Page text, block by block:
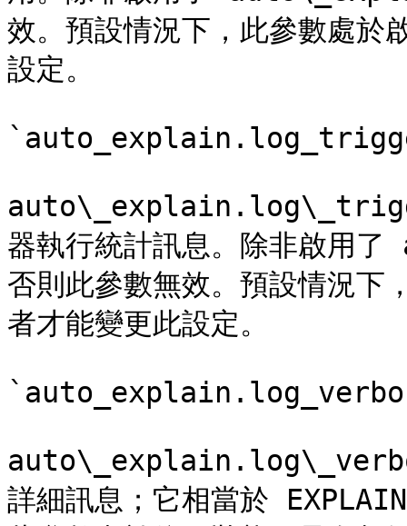
效。預設情況下，此參數處於
設定。
器執行統計訊息。除非啟
否則此參數無效。預設情況下
者才能變更此設定。
詳細訊息；它相當於